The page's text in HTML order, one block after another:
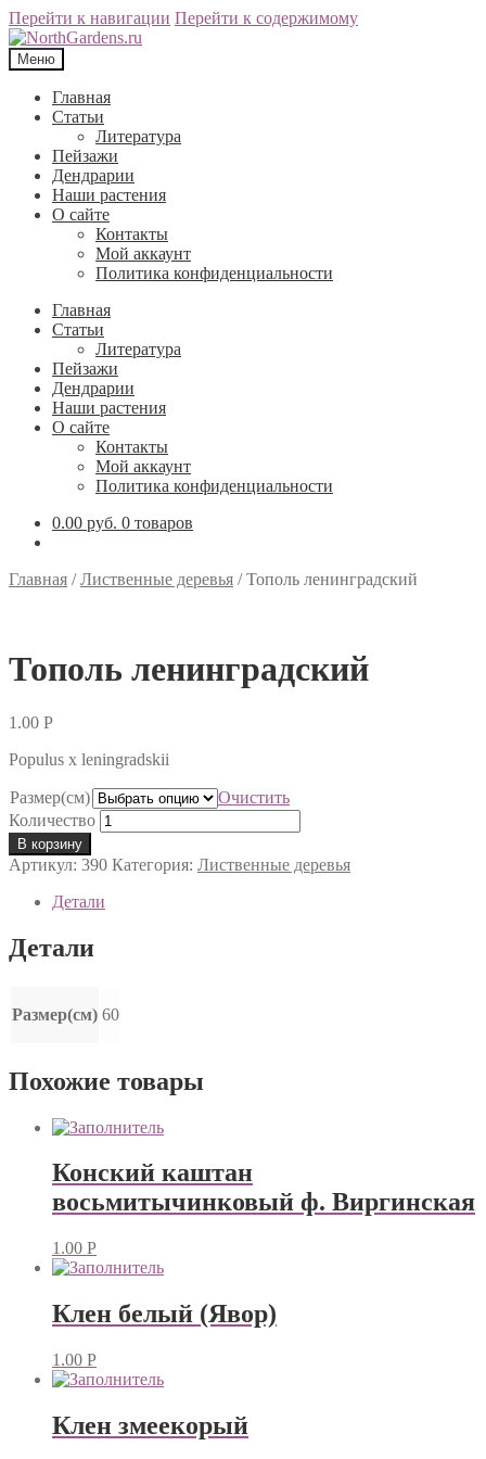
Перейти к навигации Перейти к содержимому
Меню
Главная
Статьи
Литература
Пейзажи
Дендрарии
Наши растения
О сайте
Контакты
Мой аккаунт
Политика конфиденциальности
Главная
Статьи
Литература
Пейзажи
Дендрарии
Наши растения
О сайте
Контакты
Мой аккаунт
Политика конфиденциальности
0.00 руб. 0 товаров
Главная /Лиственные деревья /Тополь ленинградский
Тополь ленинградский
1.00 Р
Populus х leningradskii
Размер(см)
Очистить
Количество
В корзину
Артикул: 390 Категория: Лиственные деревья
Детали
Детали
Размер(см) 60
Похожие товары
Конский каштан
восьмитычинковый ф. Виргинская
1.00 Р
Клен белый (Явор)
1.00 Р
Клен змеекорый